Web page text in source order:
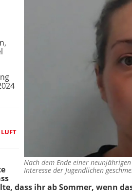
Nach dem Ende einer
Interesse der Jugendlichen
dass ihr ab Sommer, wenn